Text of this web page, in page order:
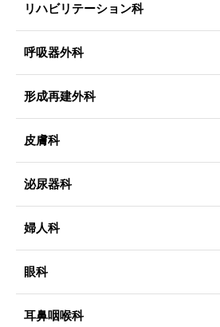
リハビリテーション科
呼吸器外科
形成再建外科
皮膚科
泌尿器科
婦人科
眼科
耳鼻咽喉科